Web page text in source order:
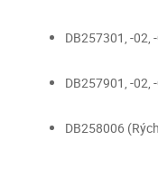
DB257301, -02,
DB257901, -02,
DB258006